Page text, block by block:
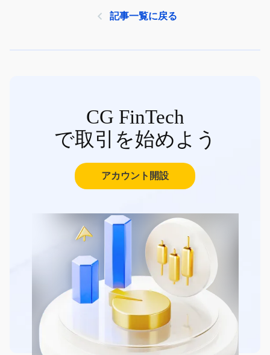
記事一覧に戻る
CG FinTech
で取引を始めよう
アカウント開設